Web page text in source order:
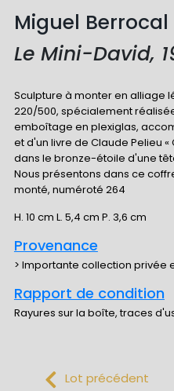
Miguel
Le Mini-David,
Sculpture à monter en alliage
220/500, spécialement
emboîtage en plexiglas,
et d'un livre de Claude Pelieu
dans le bronze-étoile d'une
Nous présentons dans ce
monté, numéroté 264
H. 10 cm L. 5,4 cm P. 3,6 cm
Provenance
> Importante collection privée
Rapport de condition
Rayures sur la boîte, traces
Lot précédent